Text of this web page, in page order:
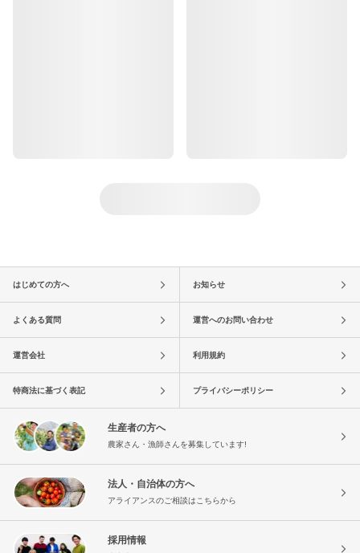
はじめての方へ お知らせ
よくある質問 運営へのお問い合わせ
運営会社 利用規約
特商法に基づく表記 プライバシーポリシー
生産者の方へ
農家さん・漁師さんを募集しています!
法人・自治体の方へ
アライアンスのご相談はこちらから
採用情報